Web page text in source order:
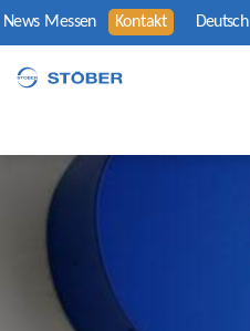
News Messen Kontakt Deutsch